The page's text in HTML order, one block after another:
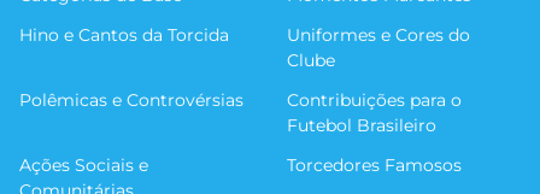
Hino e Cantos da Torcida
Uniformes e Cores do
Clube
Polêmicas e Controvérsias
Contribuições para o
Futebol Brasileiro
Ações Sociais e
Torcedores Famosos